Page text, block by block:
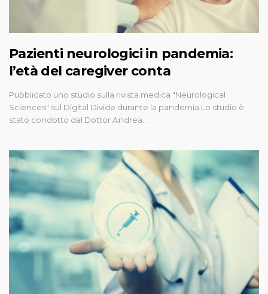
Pazienti neurologici in pandemia:
l’età del caregiver conta
Pubblicato uno studio sulla rivista medica "Neurological
Sciences" sul Digital Divide durante la pandemia Lo studio è
stato condotto dal Dottor Andrea…